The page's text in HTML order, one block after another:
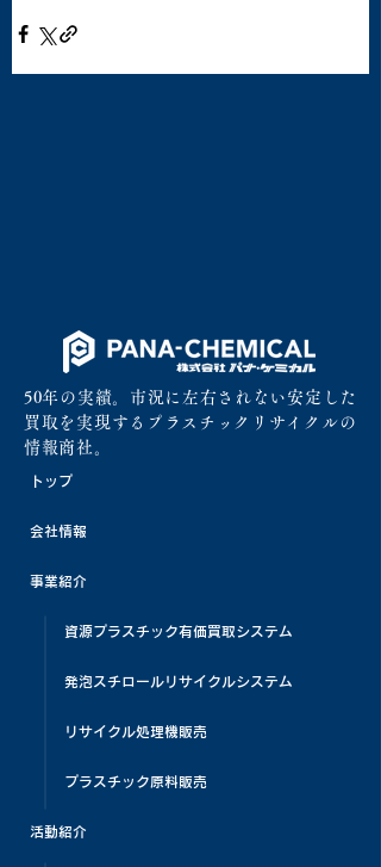
50年の実績。市況に左右されない安定した
買取を実現するプラスチックリサイクルの
情報商社。
トップ
会社情報
事業紹介
資源プラスチック有価買取システム
発泡スチロールリサイクルシステム
リサイクル処理機販売
プラスチック原料販売
活動紹介